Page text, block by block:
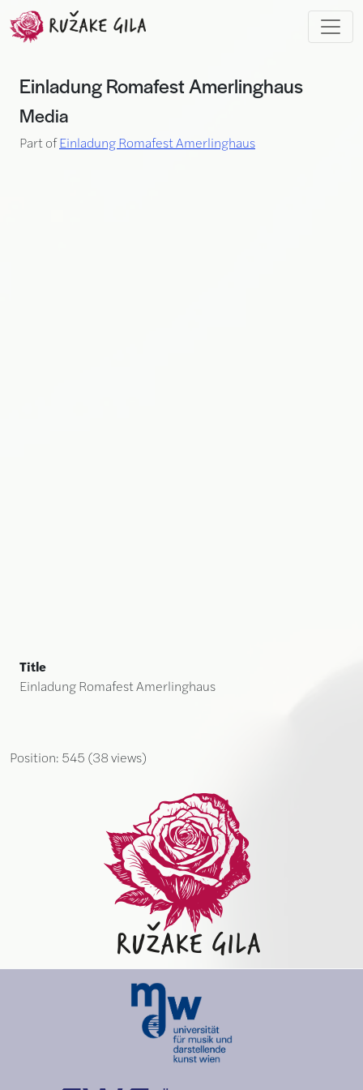
Skip to main content
Einladung Romafest Amerlinghaus
Media
Part ofEinladung Romafest Amerlinghaus
Title
Einladung Romafest Amerlinghaus
Position: 545 (38views)